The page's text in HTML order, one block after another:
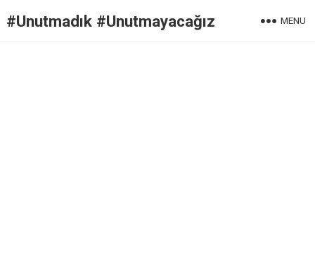
#Unutmadık #Unutmayacağız MENU